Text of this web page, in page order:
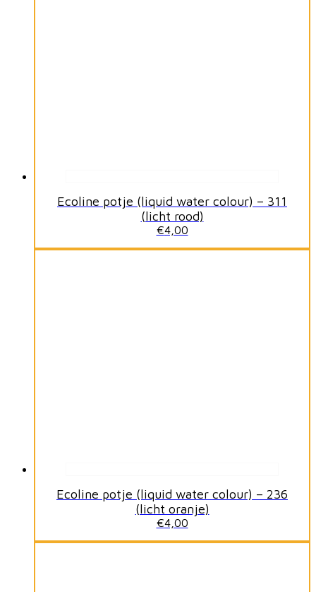
Ecoline potje (liquid water colour) – 311
(licht rood)
€4,00
Ecoline potje (liquid water colour) – 236
(licht oranje)
€4,00